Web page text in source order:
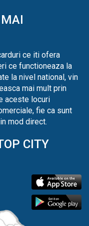
ce iti ofera
ce functioneaza la
la nivel national, vin
mai mult prin
aceste locuri
fie ca sunt
mod direct.
CITY